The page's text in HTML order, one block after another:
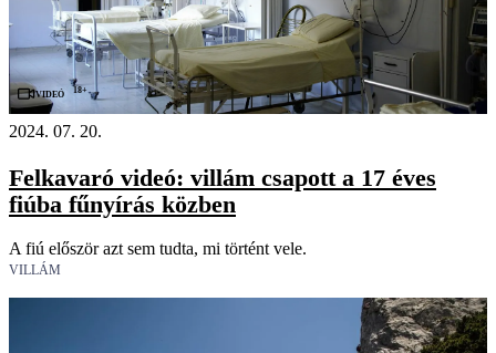
Videó 18+
2024. 07. 20.
Felkavaró videó: villám csapott a 17 éves
fiúba fűnyírás közben
A fiú először azt sem tudta, mi történt vele.
VILLÁM